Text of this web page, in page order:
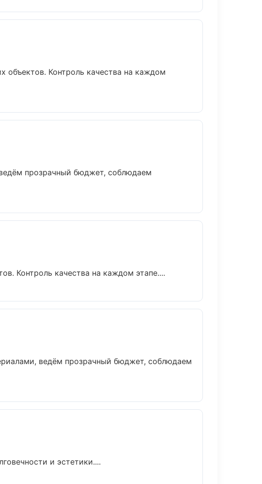
объектов. Контроль качества на каждом
прозрачный бюджет, соблюдаем
Контроль качества на каждом этапе....
ведём прозрачный бюджет, соблюдаем
и эстетики....